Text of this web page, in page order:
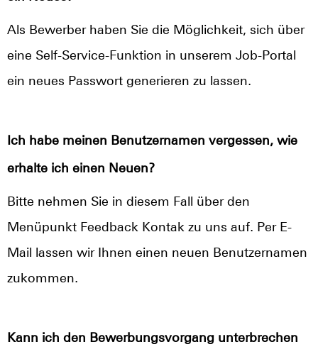
Als Bewerber haben Sie die Möglichkeit, sich über
eine Self-Service-Funktion in unserem Job-Portal
ein neues Passwort generieren zu lassen.
Ich habe meinen Benutzernamen vergessen, wie
erhalte ich einen Neuen?
Bitte nehmen Sie in diesem Fall über den
Menüpunkt Feedback Kontak zu uns auf. Per E-
Mail lassen wir Ihnen einen neuen Benutzernamen
zukommen.
Kann ich den Bewerbungsvorgang unterbrechen